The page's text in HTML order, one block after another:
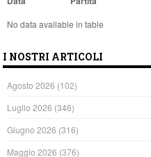
No data available in table
I NOSTRI ARTICOLI
Agosto 2026 (102)
Luglio 2026 (346)
Giugno 2026 (316)
Maggio 2026 (376)